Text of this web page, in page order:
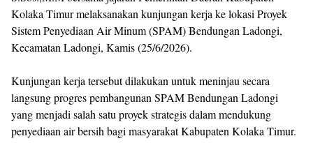
Kolaka Timur melaksanakan kunjungan kerja ke lokasi Proyek
Sistem Penyediaan Air Minum (SPAM) Bendungan Ladongi,
Kecamatan Ladongi, Kamis (25/6/2026).
Kunjungan kerja tersebut dilakukan untuk meninjau secara
langsung progres pembangunan SPAM Bendungan Ladongi
yang menjadi salah satu proyek strategis dalam mendukung
penyediaan air bersih bagi masyarakat Kabupaten Kolaka Timur.